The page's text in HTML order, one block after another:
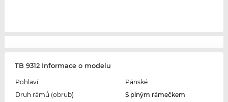
TB 9312 Informace o modelu
Pohlaví
Pánské
Druh rámů (obrub)
S plným rámečkem